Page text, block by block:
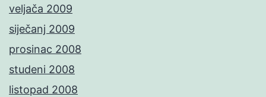
veljača 2009
siječanj 2009
prosinac 2008
studeni 2008
listopad 2008